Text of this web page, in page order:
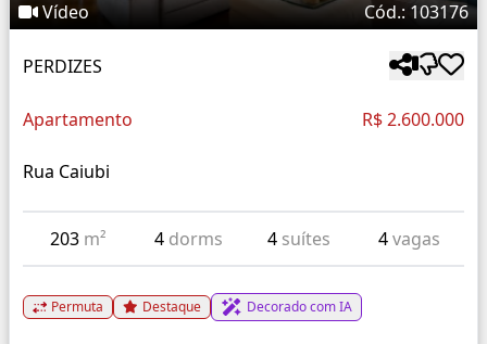
Vídeo Cód.: 103176
PERDIZES
Apartamento R$ 2.600.000
Rua Caiubi
203 m² 4 dorms 4 suítes 4vagas
Permuta Destaque Decorado com IA